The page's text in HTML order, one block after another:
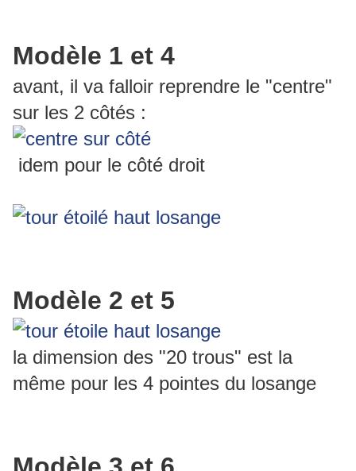
Modèle 1 et 4
avant, il va falloir reprendre le "centre"
sur les 2 côtés :
idem pour le côté droit
Modèle 2 et 5
la dimension des "20 trous" est la
même pour les 4 pointes du losange